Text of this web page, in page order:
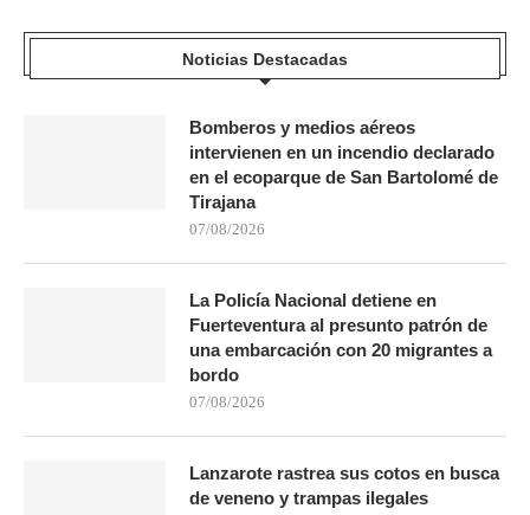
Noticias Destacadas
Bomberos y medios aéreos
intervienen en un incendio declarado
en el ecoparque de San Bartolomé de
Tirajana
07/08/2026
La Policía Nacional detiene en
Fuerteventura al presunto patrón de
una embarcación con 20 migrantes a
bordo
07/08/2026
Lanzarote rastrea sus cotos en busca
de veneno y trampas ilegales